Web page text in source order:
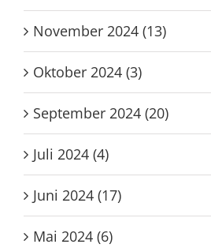
November 2024 (13)
Oktober 2024 (3)
September 2024 (20)
Juli 2024 (4)
Juni 2024 (17)
Mai 2024 (6)